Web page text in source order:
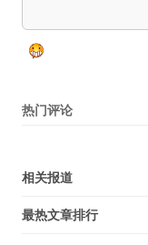
热门评论
相关报道
最热文章排行